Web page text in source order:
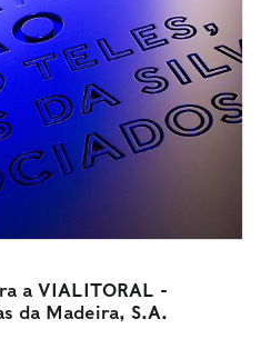
a VIALITORAL -
da Madeira, S.A.